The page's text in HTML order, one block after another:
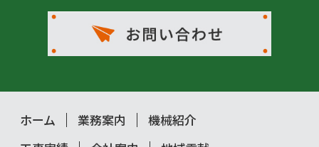
ホーム 業務案内
機械紹介